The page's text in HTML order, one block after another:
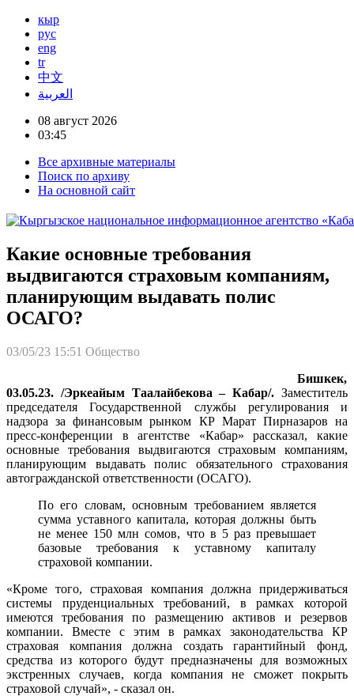
кыр
рус
eng
tr
中文
العربية
08 август 2026
03:45
Все архивные материалы
Поиск по архиву
На основной сайт
Какие основные требования
выдвигаются страховым компаниям,
планирующим выдавать полис
ОСАГО?
03/05/23 15:51 Общество
Бишкек,
03.05.23. /Эркеайым Таалайбекова – Кабар/. Заместитель
председателя Государственной службы регулирования и
надзора за финансовым рынком КР Марат Пирназаров на
пресс-конференции в агентстве «Кабар» рассказал, какие
основные требования выдвигаются страховым компаниям,
планирующим выдавать полис обязательного страхования
автогражданской ответственности (ОСАГО).
По его словам, основным требованием является
сумма уставного капитала, которая должны быть
не менее 150 млн сомов, что в 5 раз превышает
базовые требования к уставному капиталу
страховой компании.
«Кроме того, страховая компания должна придерживаться
системы пруденциальных требований, в рамках которой
имеются требования по размещению активов и резервов
компании. Вместе с этим в рамках законодательства КР
страховая компания должна создать гарантийный фонд,
средства из которого будут предназначены для возможных
экстренных случаев, когда компания не сможет покрыть
страховой случай», - сказал он.